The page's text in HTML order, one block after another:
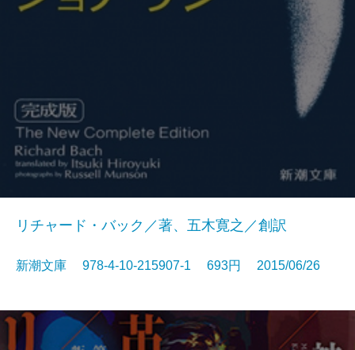
リチャード・バック／著、五木寛之／創訳
新潮文庫 978-4-10-215907-1 693円 2015/06/26